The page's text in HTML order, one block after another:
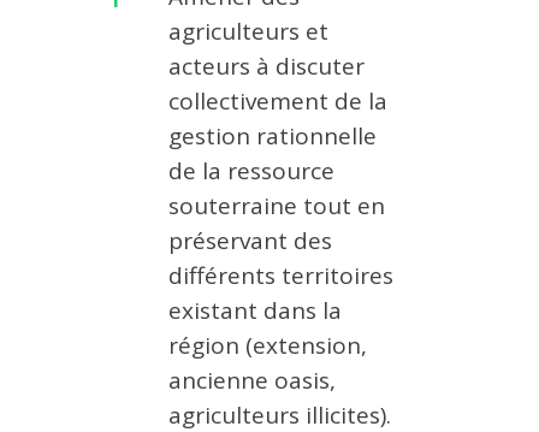
agriculteurs et
acteurs à discuter
collectivement de la
gestion rationnelle
de la ressource
souterraine tout en
préservant des
différents territoires
existant dans la
région (extension,
ancienne oasis,
agriculteurs illicites).